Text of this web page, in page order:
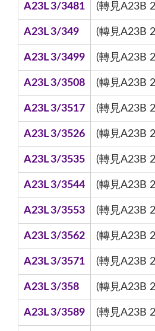
A23L 3/3481 (轉見A23B
A23L 3/349 (轉見A23B
A23L 3/3499 (轉見A23B
A23L 3/3508 (轉見A23B
A23L 3/3517 (轉見A23B
A23L 3/3526 (轉見A23B
A23L 3/3535 (轉見A23B
A23L 3/3544 (轉見A23B
A23L 3/3553 (轉見A23B
A23L 3/3562 (轉見A23B
A23L 3/3571 (轉見A23B
A23L 3/358 (轉見A23B
A23L 3/3589 (轉見A23B